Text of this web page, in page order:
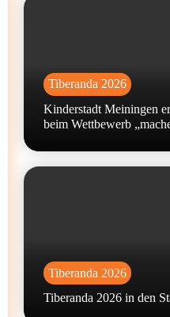
Tiberanda 2026
Kinderstadt Meiningen
beim Wettbewerb
Tiberanda 2026
Tiberanda 2026 in den